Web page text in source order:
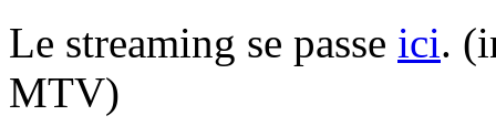
Le streaming se passe ici.
MTV)